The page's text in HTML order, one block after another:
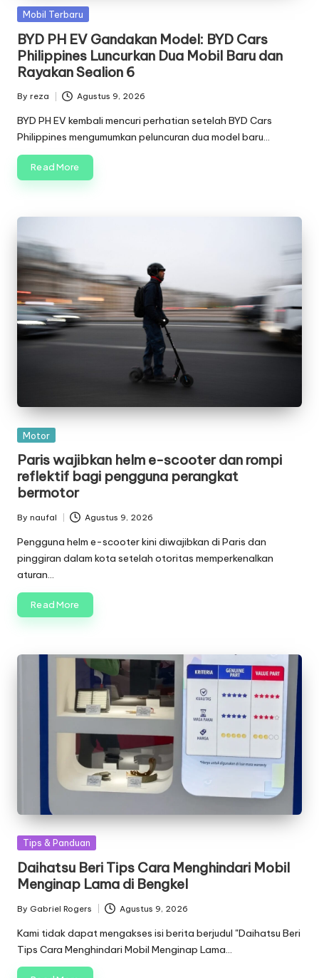
g
e
q
ui
p
m
e
n
t
Posted
Mobil Terbaru
BYD PH EV Gandakan Model: BYD Cars
Philippines Luncurkan Dua Mobil Baru dan
Rayakan Sealion 6
Posted
by
By reza Agustus 9, 2026
BYD PH EV kembali mencuri perhatian setelah BYD Cars
Philippines mengumumkan peluncuran dua model baru…
Read More
Posted
Motor
Paris wajibkan helm e-scooter dan rompi
reflektif bagi pengguna perangkat
bermotor
Posted
by
By naufal Agustus 9, 2026
Pengguna helm e-scooter kini diwajibkan di Paris dan
pinggiran dalam kota setelah otoritas memperkenalkan
aturan…
Read More
Posted
Tips & Panduan
Daihatsu Beri Tips Cara Menghindari Mobil
Menginap Lama di Bengkel
Posted
by
By Gabriel Rogers Agustus 9, 2026
Kami tidak dapat mengakses isi berita berjudul "Daihatsu Beri
Tips Cara Menghindari Mobil Menginap Lama…